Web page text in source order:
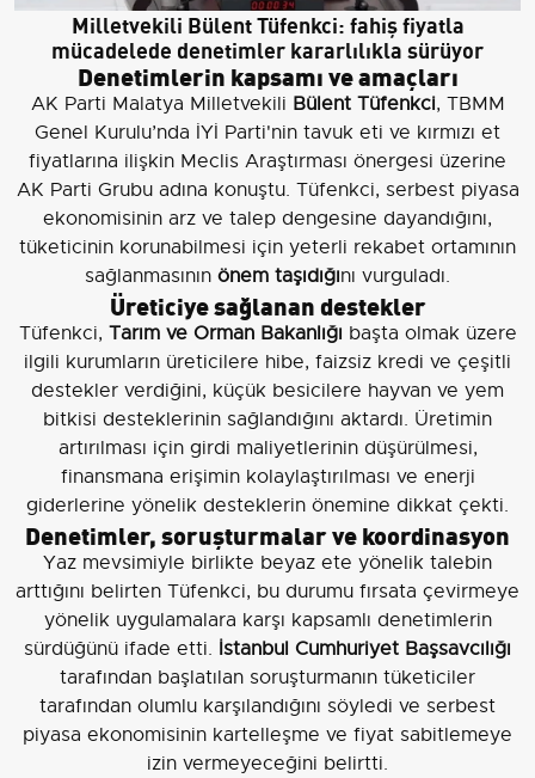
Milletvekili Bülent Tüfenkci: fahiş fiyatla
mücadelede denetimler kararlılıkla sürüyor
Denetimlerin kapsamı ve amaçları
AK Parti Malatya Milletvekili Bülent Tüfenkci, TBMM
Genel Kurulu’nda İYİ Parti'nin tavuk eti ve kırmızı et
fiyatlarına ilişkin Meclis Araştırması önergesi üzerine
AK Parti Grubu adına konuştu. Tüfenkci, serbest piyasa
ekonomisinin arz ve talep dengesine dayandığını,
tüketicinin korunabilmesi için yeterli rekabet ortamının
sağlanmasının önem taşıdığını vurguladı.
Üreticiye sağlanan destekler
Tüfenkci, Tarım ve Orman Bakanlığı başta olmak üzere
ilgili kurumların üreticilere hibe, faizsiz kredi ve çeşitli
destekler verdiğini, küçük besicilere hayvan ve yem
bitkisi desteklerinin sağlandığını aktardı. Üretimin
artırılması için girdi maliyetlerinin düşürülmesi,
finansmana erişimin kolaylaştırılması ve enerji
giderlerine yönelik desteklerin önemine dikkat çekti.
Denetimler, soruşturmalar ve koordinasyon
Yaz mevsimiyle birlikte beyaz ete yönelik talebin
arttığını belirten Tüfenkci, bu durumu fırsata çevirmeye
yönelik uygulamalara karşı kapsamlı denetimlerin
sürdüğünü ifade etti. İstanbul Cumhuriyet Başsavcılığı
tarafından başlatılan soruşturmanın tüketiciler
tarafından olumlu karşılandığını söyledi ve serbest
piyasa ekonomisinin kartelleşme ve fiyat sabitlemeye
izin vermeyeceğini belirtti.